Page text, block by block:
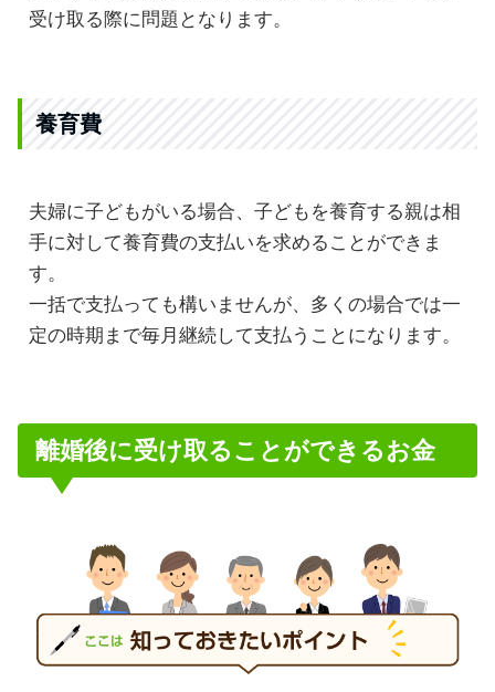
受け取る際に問題となります。
養育費
夫婦に子どもがいる場合、子どもを養育する親は相
手に対して養育費の支払いを求めることができま
す。
一括で支払っても構いませんが、多くの場合では一
定の時期まで毎月継続して支払うことになります。
離婚後に受け取ることができるお金